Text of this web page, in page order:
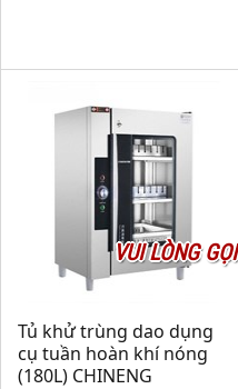
VUI LÒNG GỌI
Tủ khử trùng dao dụng
cụ tuần hoàn khí nóng
(180L) CHINENG